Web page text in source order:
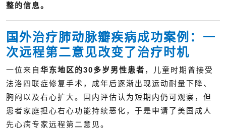
整的信息。
国外治疗肺动脉瓣疾病成功案例：一
次远程第二意见改变了治疗时机
一位来自 华东地区的30多岁男性患者 ，儿童时期曾接受
法洛四联症修复手术，成年后逐渐出现运动耐量下降、
胸闷以及右心扩大。国内评估认为短期内仍可观察，但
患者家庭担心右心功能持续恶化，于是申请了美国成人
先心病专家远程第二意见。